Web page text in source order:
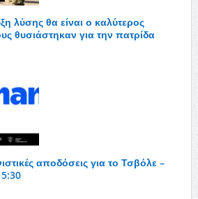
λύσης θα είναι ο καλύτερος
θυσιάστηκαν για την πατρίδα
αποδόσεις για το Τσβόλε –